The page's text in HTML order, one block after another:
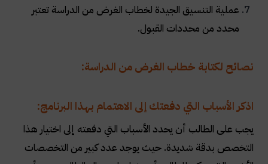
عملية التنسيق الجيدة لخطاب الغرض من الدراسة تعتبر
محدد من محددات القبول.
نصائح لكتابة خطاب الغرض من الدراسة:
اذكر الأسباب التي دفعتك إلى الاهتمام بهذا البرنامج:
يجب على الطالب أن يحدد الأسباب التي دفعته إلى اختيار هذا
التخصص بدقة شديدة. حيث يوجد عدد كبير من التخصصات